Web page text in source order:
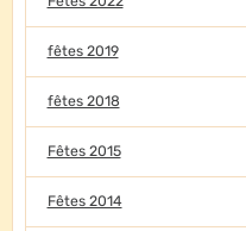
fêtes 2019
fêtes 2018
Fêtes 2015
Fêtes 2014